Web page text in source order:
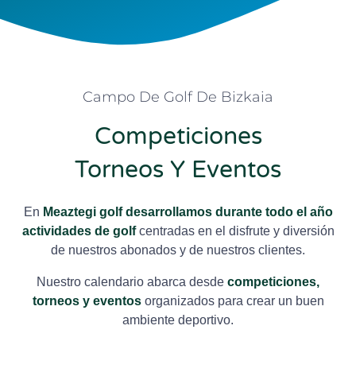
Campo De Golf De Bizkaia
Competiciones
Torneos Y Eventos
En Meaztegi golf desarrollamos durante todo el año
actividades de golf centradas en el disfrute y diversión
de nuestros abonados y de nuestros clientes.
Nuestro calendario abarca desde competiciones,
torneos y eventosorganizados para crear un buen
ambiente deportivo.